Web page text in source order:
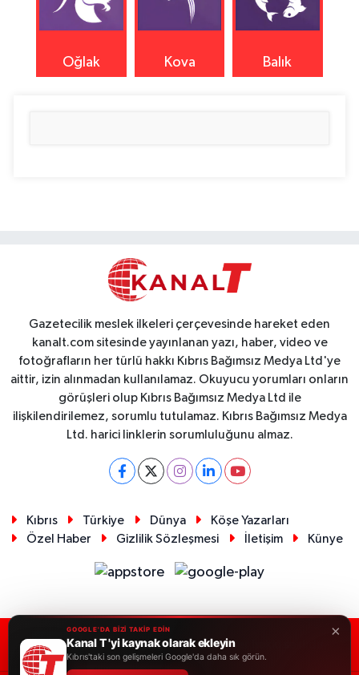
Oğlak Kova Balık
Gazetecilik meslek ilkeleri çerçevesinde hareket eden
kanalt.com sitesinde yayınlanan yazı, haber, video ve
fotoğrafların her türlü hakkı Kıbrıs Bağımsız Medya Ltd'ye
aittir, izin alınmadan kullanılamaz. Okuyucu yorumları onların
görüşleri olup Kıbrıs Bağımsız Medya Ltd ile
ilişkilendirilemez, sorumlu tutulamaz. Kıbrıs Bağımsız Medya
Ltd. harici linklerin sorumluluğunu almaz.
Kıbrıs Türkiye Dünya
Köşe Yazarları
Özel Haber
Gizlilik Sözleşmesi İletişim Künye
RSS Copyright © 2026. Her hakkı saklıdır.
×
GOOGLE'DA BİZİ TAKİP EDİN
Kanal T 'yi kaynak olarak ekleyin
Kıbrıs'taki son gelişmeleri Google'da daha sık görün.